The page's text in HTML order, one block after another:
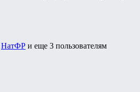
НатФР и еще 3 пользователям